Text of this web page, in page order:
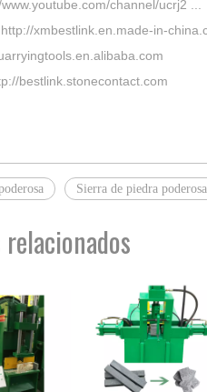
channel/ucrj2 ...
xmbestlink.en.made-in-
bestlink.stonecontact.com
Sierra de piedra